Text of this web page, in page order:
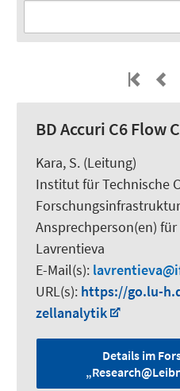
BD Accuri C6 Flow
Kara, S. (Leitung)
Institut für Technische
Ansprechperson(en)
Lavrentieva
E-Mail(s): lavrentieva
URL(s): https://go.lu-
zellanalytik
Details im